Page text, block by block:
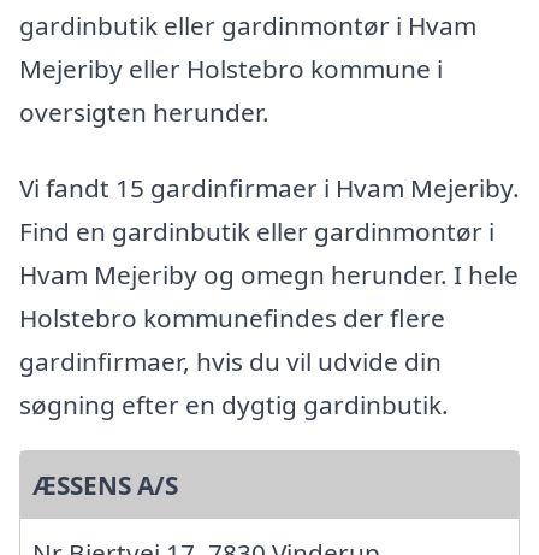
gardinbutik eller gardinmontør i Hvam
Mejeriby eller Holstebro kommune i
oversigten herunder.
Vi fandt 15 gardinfirmaer i Hvam Mejeriby.
Find en gardinbutik eller gardinmontør i
Hvam Mejeriby og omegn herunder. I hele
Holstebro kommunefindes der flere
gardinfirmaer, hvis du vil udvide din
søgning efter en dygtig gardinbutik.
ÆSSENS A/S